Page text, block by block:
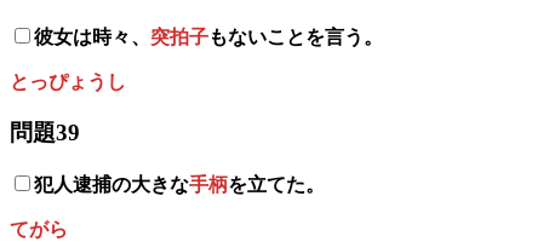
彼女は時々、 突拍子もないことを言う。
とっぴょうし
問題39
犯人逮捕の大きな手柄を立てた。
てがら